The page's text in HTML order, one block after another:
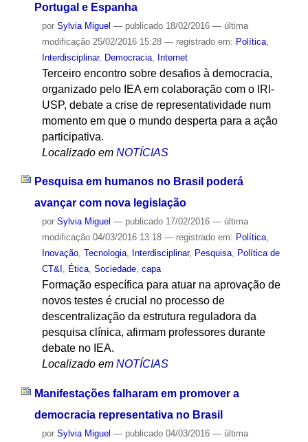
Portugal e Espanha
por Sylvia Miguel — publicado18/02/2016 — última
modificação25/02/2016 15:28 — registrado em: Política,
Interdisciplinar, Democracia, Internet
Terceiro encontro sobre desafios à democracia,
organizado pelo IEA em colaboração com o IRI-
USP, debate a crise de representatividade num
momento em que o mundo desperta para a ação
participativa.
Localizado em NOTÍCIAS
Pesquisa em humanos no Brasil poderá
avançar com nova legislação
por Sylvia Miguel — publicado17/02/2016 — última
modificação04/03/2016 13:18 — registrado em: Política,
Inovação, Tecnologia, Interdisciplinar, Pesquisa, Política de
CT&I , Ética, Sociedade, capa
Formação específica para atuar na aprovação de
novos testes é crucial no processo de
descentralização da estrutura reguladora da
pesquisa clínica, afirmam professores durante
debate no IEA.
Localizado em NOTÍCIAS
Manifestações falharam em promover a
democracia representativa no Brasil
por Sylvia Miguel — publicado04/03/2016 — última